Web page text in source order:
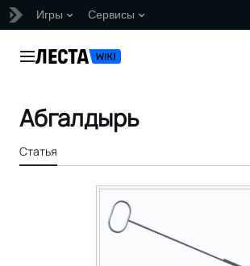
Игры Сервисы
Главное меню
Абгалдырь
Статья